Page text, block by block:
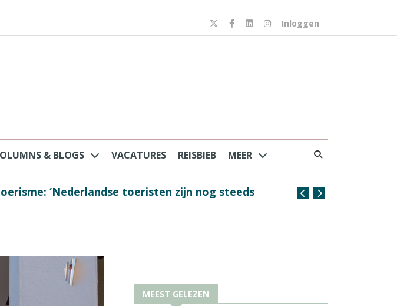
Inloggen
& BLOGS VACATURES REISBIEB MEER
‘Nederlandse toeristen zijn nog steeds
Coffee with the
MEEST GELEZEN